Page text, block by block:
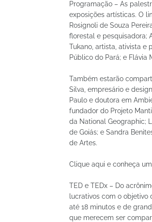
Programação – As
exposições artísticas. O
Rosignoli de Souza
florestal e pesquisadora;
Tukano, artista, ativista e
Público do Pará; e Flávia
Também estarão
Silva, empresário e
Paulo e doutora em
fundador do Projeto
da National Geographic;
de Goiás; e Sandra
de Artes.
Clique aqui e conheça
TED e TEDx – Do
lucrativos com o
até 18 minutos e de
que merecem ser